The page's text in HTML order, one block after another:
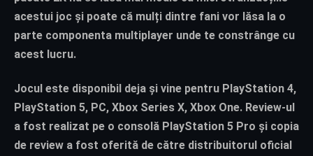
acestui joc și poate că mulți dintre fani vor lăsa la o
parte componenta multiplayer unde te constrânge cu
acest lucru.
Jocul este disponibil deja și vine pentru PlayStation 4,
PlayStation 5, PC, Xbox Series X, Xbox One. Review-ul
a fost realizat pe o consolă PlayStation 5 Pro și copia
de review a fost oferită de către distribuitorul oficial